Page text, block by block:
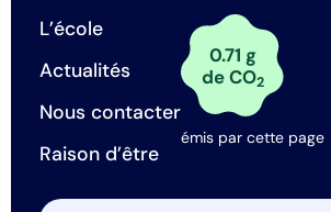
L’école
Actualités
Nous contacter
Raison d’être
0.71 g
de CO2
émis par cette page